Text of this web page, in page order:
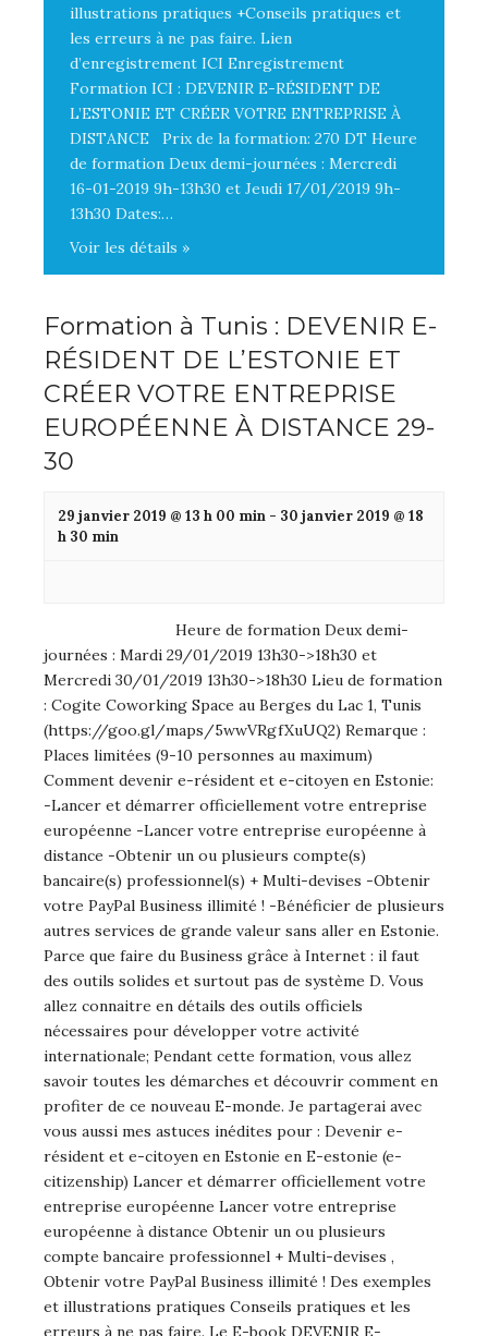
illustrations pratiques +Conseils pratiques et
les erreurs à ne pas faire. Lien
d’enregistrement ICI Enregistrement
Formation ICI : DEVENIR E-RÉSIDENT DE
L’ESTONIE ET CRÉER VOTRE ENTREPRISE À
DISTANCE Prix de la formation: 270 DT Heure
de formation Deux demi-journées : Mercredi
16-01-2019 9h-13h30 et Jeudi 17/01/2019 9h-
13h30 Dates:…
Voir les détails »
Formation à Tunis : DEVENIR E-
RÉSIDENT DE L’ESTONIE ET
CRÉER VOTRE ENTREPRISE
EUROPÉENNE À DISTANCE 29-
30
29 janvier 2019 @ 13 h 00 min - 30 janvier 2019 @ 18
h 30 min
Heure de formation Deux demi-
journées : Mardi 29/01/2019 13h30->18h30 et
Mercredi 30/01/2019 13h30->18h30 Lieu de formation
: Cogite Coworking Space au Berges du Lac 1, Tunis
(https://goo.gl/maps/5wwVRgfXuUQ2) Remarque :
Places limitées (9-10 personnes au maximum)
Comment devenir e-résident et e-citoyen en Estonie:
-Lancer et démarrer officiellement votre entreprise
européenne -Lancer votre entreprise européenne à
distance -Obtenir un ou plusieurs compte(s)
bancaire(s) professionnel(s) + Multi-devises -Obtenir
votre PayPal Business illimité ! -Bénéficier de plusieurs
autres services de grande valeur sans aller en Estonie.
Parce que faire du Business grâce à Internet : il faut
des outils solides et surtout pas de système D. Vous
allez connaitre en détails des outils officiels
nécessaires pour développer votre activité
internationale; Pendant cette formation, vous allez
savoir toutes les démarches et découvrir comment en
profiter de ce nouveau E-monde. Je partagerai avec
vous aussi mes astuces inédites pour : Devenir e-
résident et e-citoyen en Estonie en E-estonie (e-
citizenship) Lancer et démarrer officiellement votre
entreprise européenne Lancer votre entreprise
européenne à distance Obtenir un ou plusieurs
compte bancaire professionnel + Multi-devises ,
Obtenir votre PayPal Business illimité ! Des exemples
et illustrations pratiques Conseils pratiques et les
erreurs à ne pas faire. Le E-book DEVENIR E-